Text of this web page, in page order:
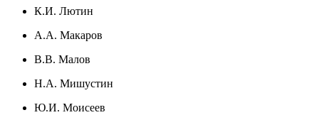
К.И. Лютин
А.А. Макаров
В.В. Малов
Н.А. Мишустин
Ю.И. Моисеев